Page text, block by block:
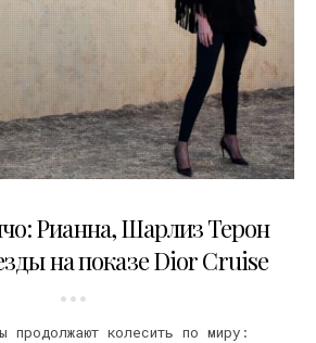
Рианна, Шарлиз Терон
на показе Dior Cruise
продолжают колесить по миру: